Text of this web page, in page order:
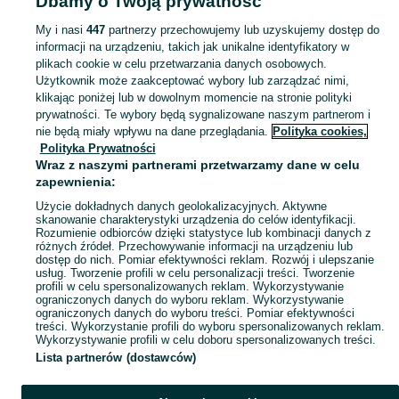
KATEGORIA
Zobacz
Mapa kategorii
Mapa miejscowości
Mapa ministron
Popularne wyszukiwania
My i nasi 447partnerzy przechowujemy lub uzyskujemy dostęp do
informacji na urządzeniu, takich jak unikalne identyfikatory w
plikach cookie w celu przetwarzania danych osobowych.
Użytkownik może zaakceptować wybory lub zarządzać nimi,
klikając poniżej lub w dowolnym momencie na stronie polityki
prywatności. Te wybory będą sygnalizowane naszym partnerom i
nie będą miały wpływu na dane przeglądania. Polityka cookies,
Polityka Prywatności
Wraz z naszymi partnerami przetwarzamy dane w celu
zapewnienia:
Użycie dokładnych danych geolokalizacyjnych. Aktywne
skanowanie charakterystyki urządzenia do celów identyfikacji.
Rozumienie odbiorców dzięki statystyce lub kombinacji danych z
różnych źródeł. Przechowywanie informacji na urządzeniu lub
dostęp do nich. Pomiar efektywności reklam. Rozwój i ulepszanie
usług. Tworzenie profili w celu personalizacji treści. Tworzenie
profili w celu spersonalizowanych reklam. Wykorzystywanie
ograniczonych danych do wyboru reklam. Wykorzystywanie
ograniczonych danych do wyboru treści. Pomiar efektywności
treści. Wykorzystanie profili do wyboru spersonalizowanych reklam.
Wykorzystywanie profili w celu doboru spersonalizowanych treści.
Lista partnerów (dostawców)